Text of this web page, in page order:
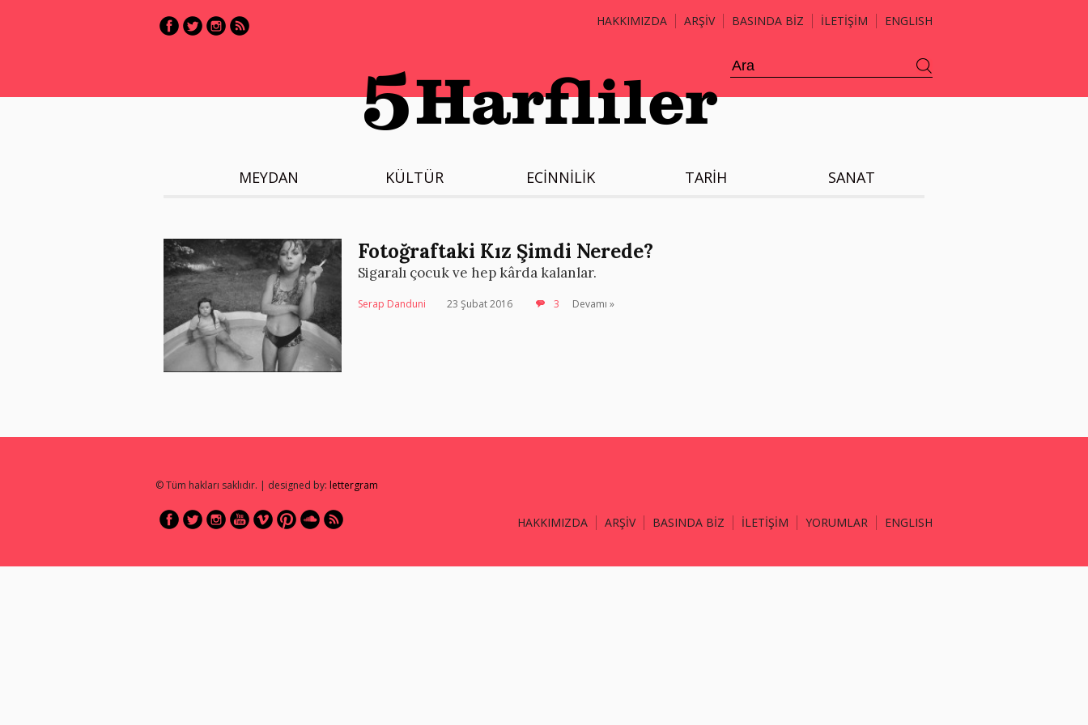
HAKKIMIZDA ARŞİV BASINDA BİZ İLETİŞİM ENGLISH
MEYDAN KÜLTÜR ECİNNİLİK TARİH SANAT
Fotoğraftaki Kız Şimdi Nerede?
Sigaralı çocuk ve hep kârda kalanlar.
Serap Danduni 23 Şubat 2016 3 Devamı »
© Tüm hakları saklıdır. | designed by: lettergram
HAKKIMIZDA ARŞİV BASINDA BİZ İLETİŞİM YORUMLAR ENGLISH